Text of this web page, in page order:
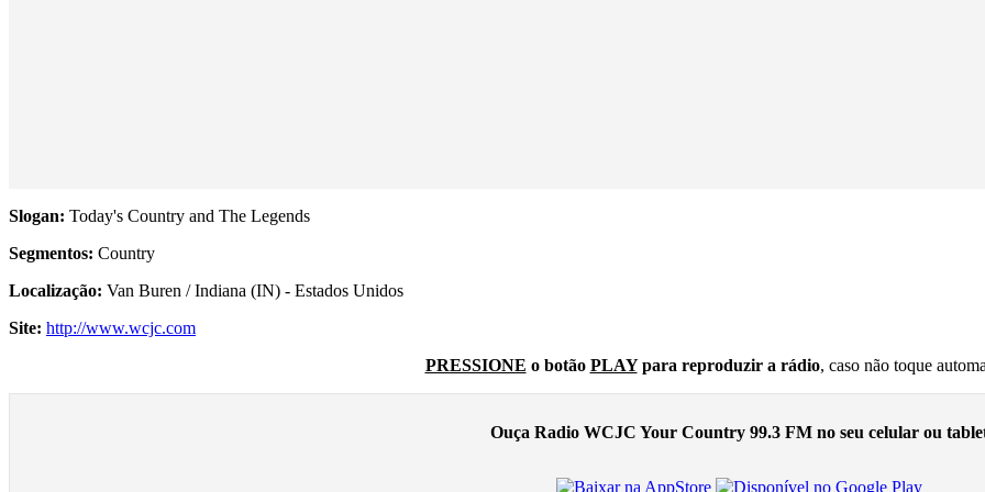
Slogan: Today's Country and The Legends
Segmentos: Country
Localização: Van Buren / Indiana (IN) - Estados Unidos
Site: http://www.wcjc.com
PRESSIONE o botão PLAYpara reproduzir a rádio, caso não toque
Ouça Radio WCJC Your Country 99.3 FM no seu celular ou